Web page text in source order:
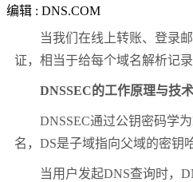
编辑 : DNS.COM
当我们在线上转账、登录
证，相当于给每个域名解析记
DNSSEC的工作原理与技
DNSSEC通过公钥密码学为
名， DS是子域指向父域的密钥
当用户发起DNS查询时，